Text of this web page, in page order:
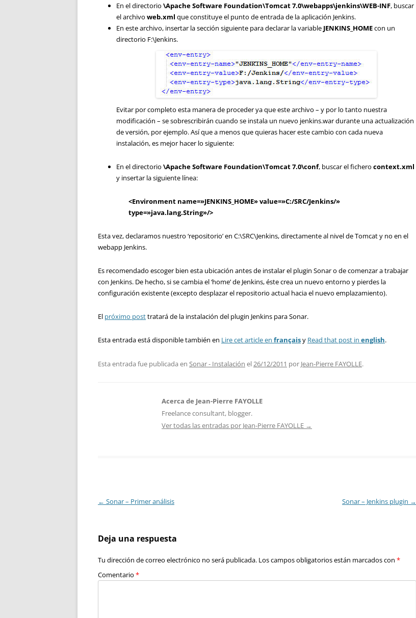
En el directorio \Apache Software Foundation\Tomcat 7.0\webapps\jenkins\WEB-INF, buscar
el archivo web.xml que constituye el punto de entrada de la aplicación Jenkins.
En este archivo, insertar la sección siguiente para declarar la variable JENKINS_HOMEcon un
directorio F:\Jenkins.
Evitar por completo esta manera de proceder ya que este archivo – y por lo tanto nuestra
modificación – se sobrescribirán cuando se instala un nuevo jenkins.war durante una actualización
de versión, por ejemplo. Así que a menos que quieras hacer este cambio con cada nueva
instalación, es mejor hacer lo siguiente:
En el directorio \Apache Software Foundation\Tomcat 7.0\conf, buscar el fichero context.xml
y insertar la siguiente línea:
<Environment name=»JENKINS_HOME» value=»C:/SRC/Jenkins/»
type=»java.lang.String»/>
Esta vez, declaramos nuestro ‘repositorio’ en C:\SRC\Jenkins, directamente al nivel de Tomcat y no en el
webapp Jenkins.
Es recomendado escoger bien esta ubicación antes de instalar el plugin Sonar o de comenzar a trabajar
con Jenkins. De hecho, si se cambia el ‘home’ de Jenkins, éste crea un nuevo entorno y pierdes la
configuración existente (excepto desplazar el repositorio actual hacia el nuevo emplazamiento).
El próximo posttratará de la instalación del plugin Jenkins para Sonar.
Esta entrada está disponible también en Lire cet article en françaisy Read that post in english.
Esta entrada fue publicada en Sonar - Instalación el26/12/2011 por Jean-Pierre FAYOLLE.
Acerca de Jean-Pierre FAYOLLE
Freelance consultant, blogger.
Ver todas las entradas por Jean-Pierre FAYOLLE →
Navegación
← Sonar – Primer análisis Sonar – Jenkins plugin →
Deja una respuesta
Tu dirección de correo electrónico no será publicada. Los campos obligatorios están marcados con *
Comentario *